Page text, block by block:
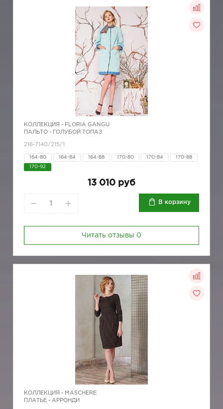
КОЛЛЕКЦИЯ - FLORIA GANGU
ПАЛЬТО - ГОЛУБОЙ ТОПАЗ
216-7140/215/1
164-80 164-84 164-88 170-80 170-84 170-88
170-92
13 010 руб
В корзину
Читать отзывы 0
КОЛЛЕКЦИЯ - MASCHERE
ПЛАТЬЕ - АРРОНДИ